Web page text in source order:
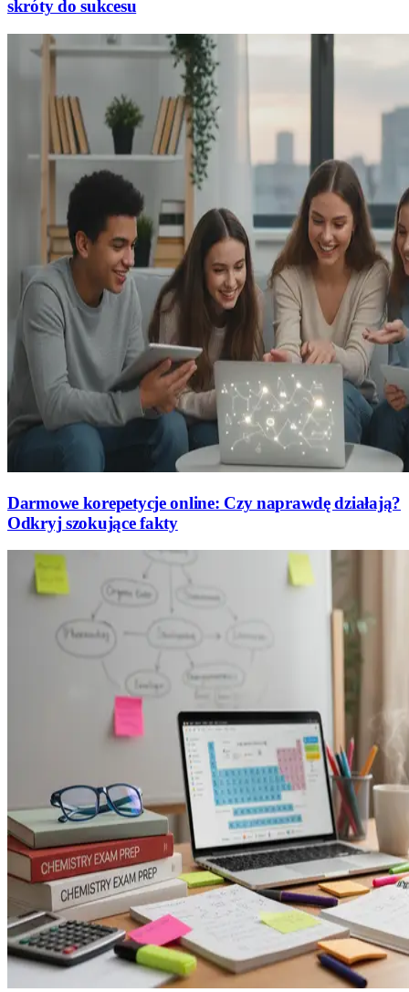
skróty do sukcesu
Darmowe korepetycje online: Czy naprawdę działają?
Odkryj szokujące fakty